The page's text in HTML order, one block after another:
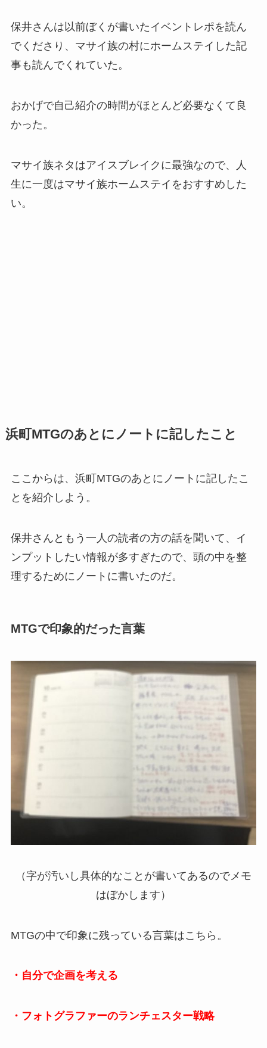
保井さんは以前ぼくが書いたイベントレポを読ん
でくださり、マサイ族の村にホームステイした記
事も読んでくれていた。
おかげで自己紹介の時間がほとんど必要なくて良
かった。
マサイ族ネタはアイスブレイクに最強なので、人
生に一度はマサイ族ホームステイをおすすめした
い。
浜町MTGのあとにノートに記したこと
ここからは、浜町MTGのあとにノートに記したこ
とを紹介しよう。
保井さんともう一人の読者の方の話を聞いて、イ
ンプットしたい情報が多すぎたので、頭の中を整
理するためにノートに書いたのだ。
MTGで印象的だった言葉
（字が汚いし具体的なことが書いてあるのでメモ
はぼかします）
MTGの中で印象に残っている言葉はこちら。
・自分で企画を考える
・フォトグラファーのランチェスター戦略